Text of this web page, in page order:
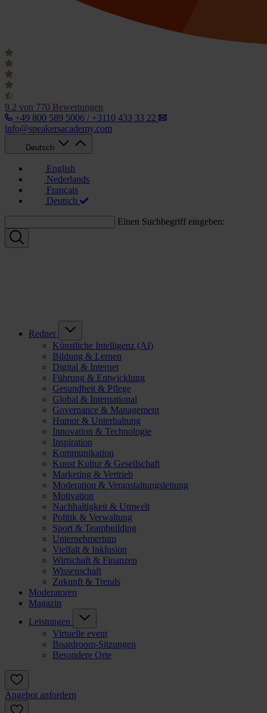
9.2 von 770 Bewertungen
+49 800 589 5006 / +3110 433 33 22
info@speakersacademy.com
Deutsch
English
Nederlands
Français
Deutsch
Einen Suchbegriff eingeben:
Redner
Künstliche Intelligenz (AI)
Bildung & Lernen
Digital & Internet
Führung & Entwicklung
Gesundheit & Pflege
Global & International
Governance & Management
Humor & Unterhaltung
Innovation & Technologie
Inspiration
Kommunikation
Kunst Kultur & Gesellschaft
Marketing & Vertrieb
Moderation & Veranstaltungsleitung
Motivation
Nachhaltigkeit & Umwelt
Politik & Verwaltung
Sport & Teambuilding
Unternehmertum
Vielfalt & Inklusion
Wirtschaft & Finanzen
Wissenschaft
Zukunft & Trends
Moderatoren
Magazin
Leistungen
Virtuelle event
Boardroom-Sitzungen
Besondere Orte
Angebot anfordern